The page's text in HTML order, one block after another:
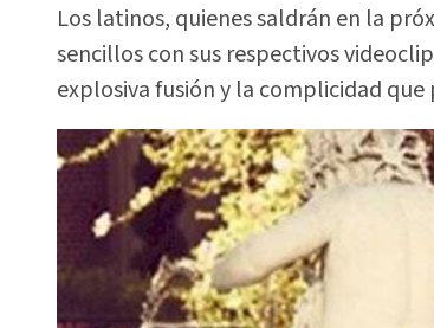
Los latinos, quienes saldrán en la
sencillos con sus respectivos
explosiva fusión y la complicidad